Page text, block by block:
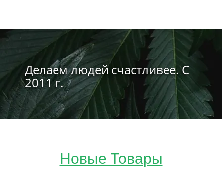
Делаем людей счастливее. С
2011 г.
Новые Товары